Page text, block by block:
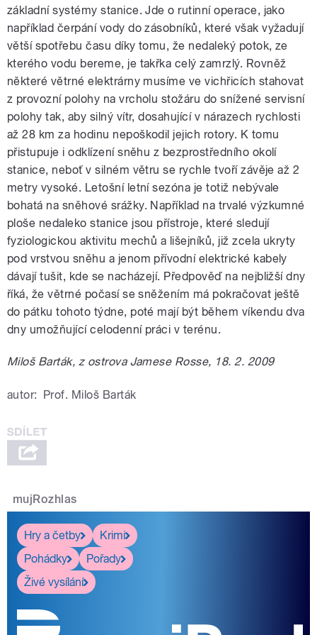
základní systémy stanice. Jde o rutinní operace, jako
například čerpání vody do zásobníků, které však vyžadují
větší spotřebu času díky tomu, že nedaleký potok, ze
kterého vodu bereme, je takřka celý zamrzlý. Rovněž
některé větrné elektrárny musíme ve vichřicích stahovat
z provozní polohy na vrcholu stožáru do snížené servisní
polohy tak, aby silný vítr, dosahující v nárazech rychlosti
až 28 km za hodinu nepoškodil jejich rotory. K tomu
přistupuje i odklízení sněhu z bezprostředního okolí
stanice, neboť v silném větru se rychle tvoří závěje až 2
metry vysoké. Letošní letní sezóna je totiž nebývale
bohatá na sněhové srážky. Například na trvalé výzkumné
ploše nedaleko stanice jsou přístroje, které sledují
fyziologickou aktivitu mechů a lišejníků, již zcela ukryty
pod vrstvou sněhu a jenom přívodní elektrické kabely
dávají tušit, kde se nacházejí. Předpověď na nejbližší dny
říká, že větrné počasí se sněžením má pokračovat ještě
do pátku tohoto týdne, poté mají být během víkendu dva
dny umožňující celodenní práci v terénu.
Miloš Barták, z ostrova Jamese Rosse, 18. 2. 2009
autor: Prof. Miloš Barták
mujRozhlas
Hry a četby
Krimi
Pohádky
Pořady
Živé vysílání